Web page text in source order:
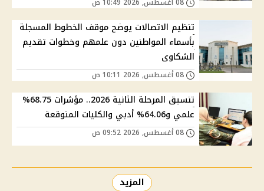
تنظيم الاتصالات يوضح موقف الخطوط المسجلة
بأسماء المواطنين دون علمهم وخطوات تقديم
الشكاوى
تنسيق المرحلة الثانية 2026.. مؤشرات 68.75%
علمي و64.06% أدبي والكليات المتوقعة
المزيد